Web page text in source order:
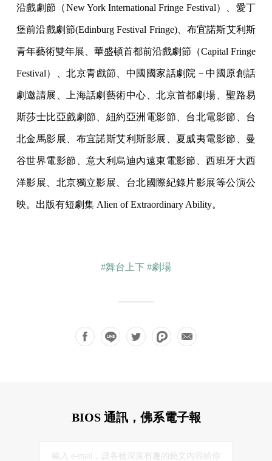
沿戲劇節（New York International Fringe Festival）、愛丁
堡前沿戲劇節(Edinburg Festival Fringe)、布宜諾斯艾利斯
青年藝術雙年展、華盛頓首都前沿戲劇節（Capital Fringe
Festival）、北京青戲節、中國國家話劇院－中國原創話
劇邀請展、上海話劇藝術中心、北京首都劇場、聖路易
斯莎士比亞戲劇節、紐約亞洲電影節、台北電影節、台
北金馬影展、布宜諾斯艾利斯影展、夏威夷電影節、曼
谷世界電影節、意大利烏迪內遠東電影節、西班牙大西
洋影展、北京獨立影展、台北國際紀錄片影展等公演公
映。出版有短劇集 Alien of Extraordinary Ability。
#舞台上下 #劇場
BIOS 通訊，佛系電子報